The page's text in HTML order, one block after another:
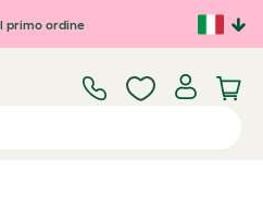
primo ordine